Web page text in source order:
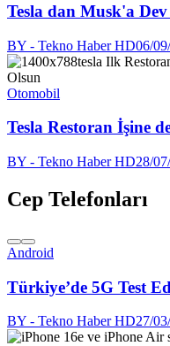
Tesla dan Musk'a
BY - Tekno Haber HD06/
Otomobil
Tesla Restoran İşine
BY - Tekno Haber HD28/
Cep Telefonları
Android
Türkiye’de 5G Test
BY - Tekno Haber HD27/